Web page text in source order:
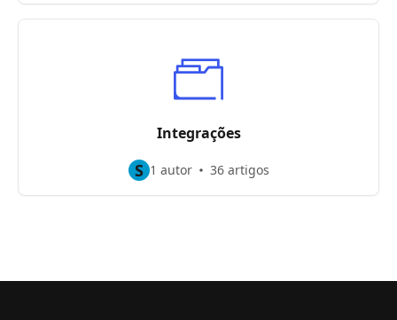
Integrações
S 1 autor 36 artigos